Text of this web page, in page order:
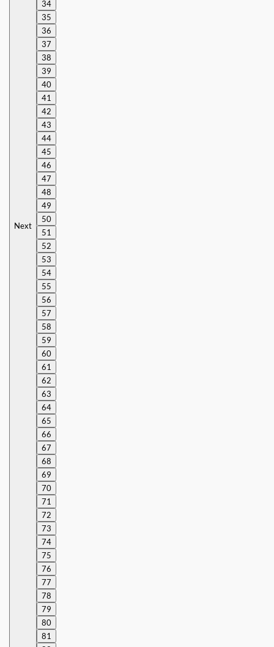
Next
34
35
36
37
38
39
40
41
42
43
44
45
46
47
48
49
50
51
52
53
54
55
56
57
58
59
60
61
62
63
64
65
66
67
68
69
70
71
72
73
74
75
76
77
78
79
80
81